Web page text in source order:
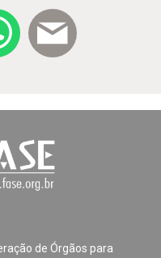
de Órgãos para